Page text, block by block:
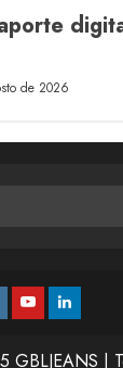
de 2026
YoutubeLinkedin
|